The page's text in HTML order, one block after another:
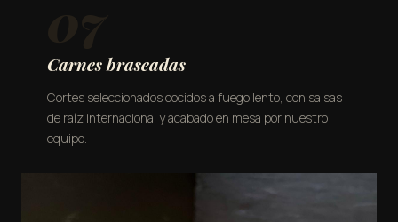
Carnes braseadas
Cortes seleccionados cocidos a fuego lento, con salsas
de raíz internacional y acabado en mesa por nuestro
equipo.